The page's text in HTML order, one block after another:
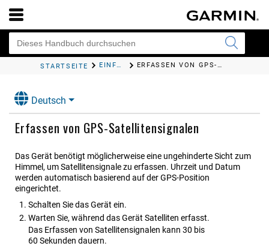
STARTSEITE EINFÜHRUNG ERFASSEN VON GPS-SATELLITENSIGNALEN
Deutsch
Erfassen von GPS-Satellitensignalen
Das Gerät benötigt möglicherweise eine ungehinderte Sicht zum
Himmel, um Satellitensignale zu erfassen. Uhrzeit und Datum
werden automatisch basierend auf der GPS-Position
eingerichtet.
Schalten Sie das Gerät ein.
Warten Sie, während das Gerät Satelliten erfasst.
Das Erfassen von Satellitensignalen kann 30 bis
60 Sekunden dauern.